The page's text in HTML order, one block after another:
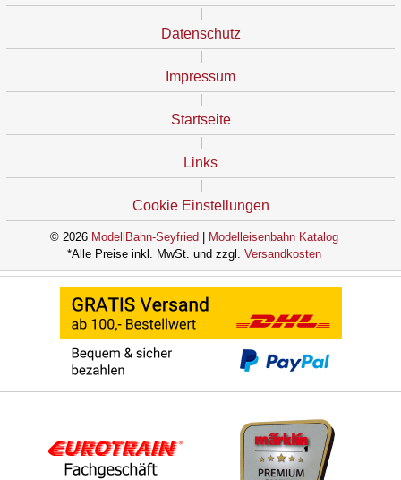
Datenschutz
Impressum
Startseite
Links
Cookie Einstellungen
© 2026 ModellBahn-Seyfried
Modelleisenbahn Katalog
*Alle Preise inkl. MwSt. und zzgl. Versandkosten